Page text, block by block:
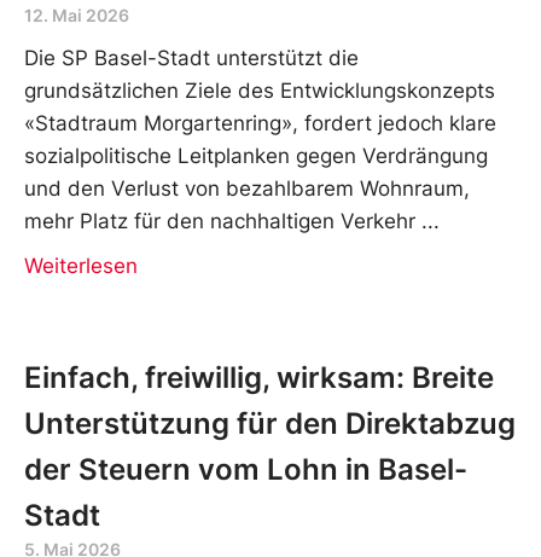
12. Mai 2026
Die SP Basel-Stadt unterstützt die
grundsätzlichen Ziele des Entwicklungskonzepts
«Stadtraum Morgartenring», fordert jedoch klare
sozialpolitische Leitplanken gegen Verdrängung
und den Verlust von bezahlbarem Wohnraum,
mehr Platz für den nachhaltigen Verkehr
Weiterlesen
Einfach, freiwillig, wirksam: Breite
Unterstützung für den Direktabzug
der Steuern vom Lohn in Basel-
Stadt
5. Mai 2026